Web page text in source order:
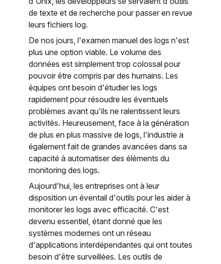
de texte et de recherche pour passer en revue
leurs fichiers log.
De nos jours, l'examen manuel des logs n'est
plus une option viable. Le volume des
données est simplement trop colossal pour
pouvoir être compris par des humains. Les
équipes ont besoin d'étudier les logs
rapidement pour résoudre les éventuels
problèmes avant qu'ils ne ralentissent leurs
activités. Heureusement, face à la génération
de plus en plus massive de logs, l'industrie a
également fait de grandes avancées dans sa
capacité à automatiser des éléments du
monitoring des logs.
Aujourd'hui, les entreprises ont à leur
disposition un éventail d'outils pour les aider à
monitorer les logs avec efficacité. C'est
devenu essentiel, étant donné que les
systèmes modernes ont un réseau
d'applications interdépendantes qui ont toutes
besoin d'être surveillées. Les outils de